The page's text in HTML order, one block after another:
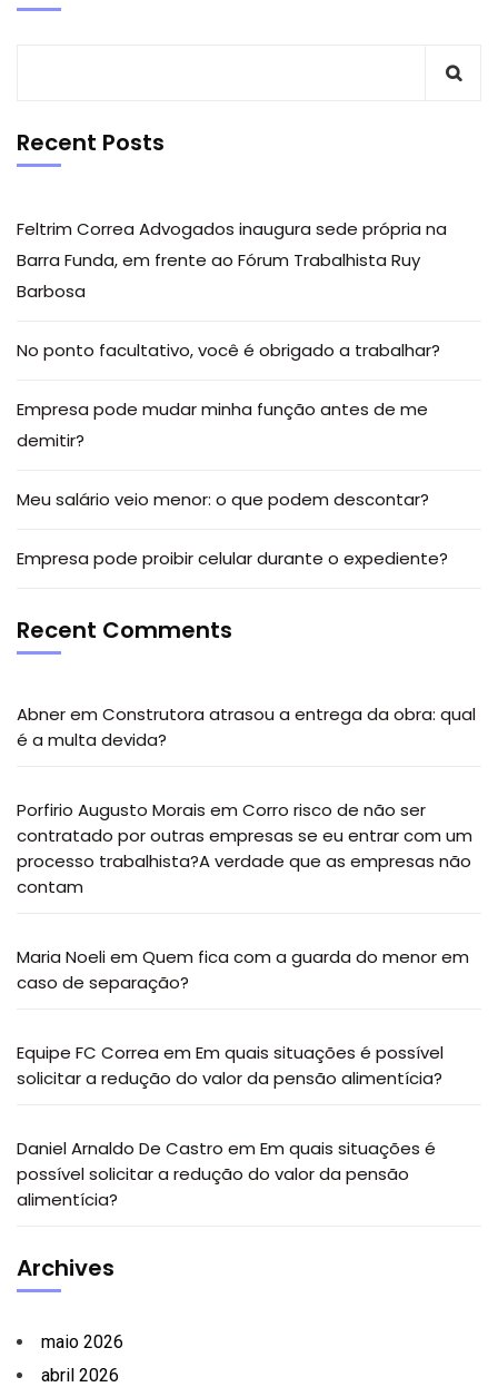
Recent Posts
Feltrim Correa Advogados inaugura sede própria na
Barra Funda, em frente ao Fórum Trabalhista Ruy
Barbosa
No ponto facultativo, você é obrigado a trabalhar?
Empresa pode mudar minha função antes de me
demitir?
Meu salário veio menor: o que podem descontar?
Empresa pode proibir celular durante o expediente?
Recent Comments
Abnerem Construtora atrasou a entrega da obra: qual
é a multa devida?
Porfirio Augusto Morais em Corro risco de não ser
contratado por outras empresas se eu entrar com um
processo trabalhista?A verdade que as empresas não
contam
Maria Noeliem Quem fica com a guarda do menor em
caso de separação?
Equipe FC Correa em Em quais situações é possível
solicitar a redução do valor da pensão alimentícia?
Daniel Arnaldo De Castro em Em quais situações é
possível solicitar a redução do valor da pensão
alimentícia?
Archives
maio 2026
abril 2026